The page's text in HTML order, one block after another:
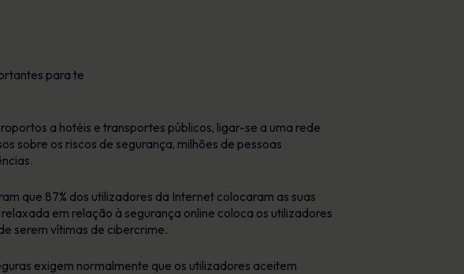
a hotéis e transportes públicos, ligar-se a uma rede
sobre os riscos de segurança, milhões de pessoas
que 87% dos utilizadores da Internet colocaram as suas
em relação à segurança online coloca os utilizadores
serem vítimas de cibercrime.
exigem normalmente que os utilizadores aceitem